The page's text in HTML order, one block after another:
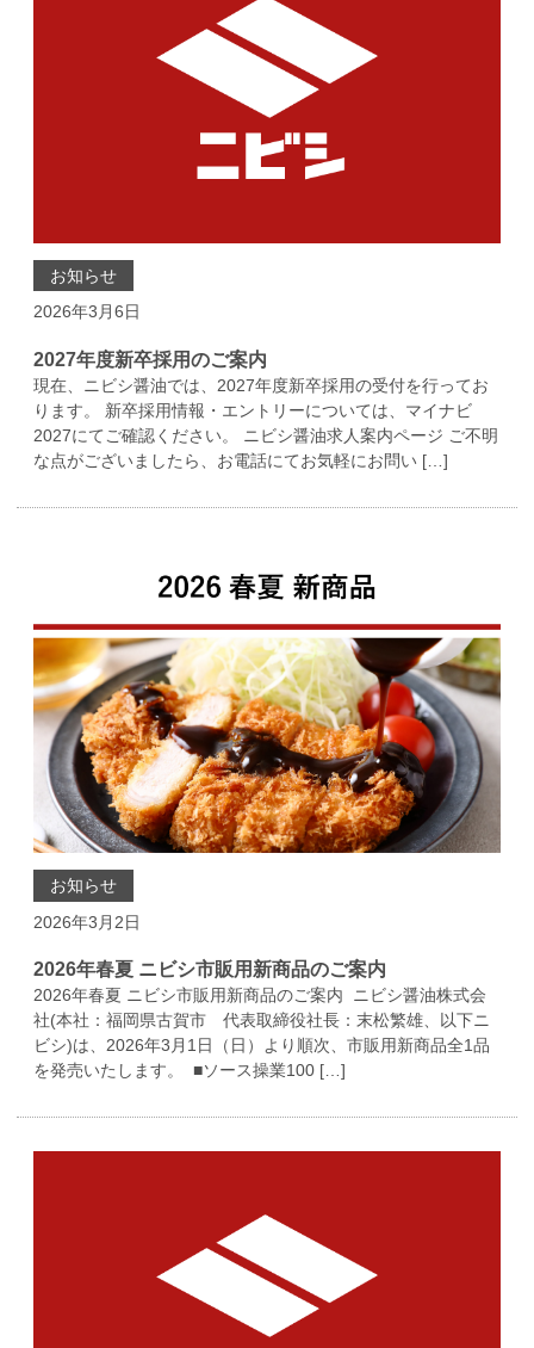
お知らせ
2026年3月6日
2027年度新卒採用のご案内
現在、ニビシ醤油では、2027年度新卒採用の受付を行ってお
ります。 新卒採用情報・エントリーについては、マイナビ
2027にてご確認ください。 ニビシ醤油求人案内ページ ご不明
な点がございましたら、お電話にてお気軽にお問い […]
お知らせ
2026年3月2日
2026年春夏 ニビシ市販用新商品のご案内
2026年春夏 ニビシ市販用新商品のご案内 ニビシ醤油株式会
社(本社：福岡県古賀市 代表取締役社長：末松繁雄、以下ニ
ビシ)は、2026年3月1日（日）より順次、市販用新商品全1品
を発売いたします。 ■ソース操業100 […]